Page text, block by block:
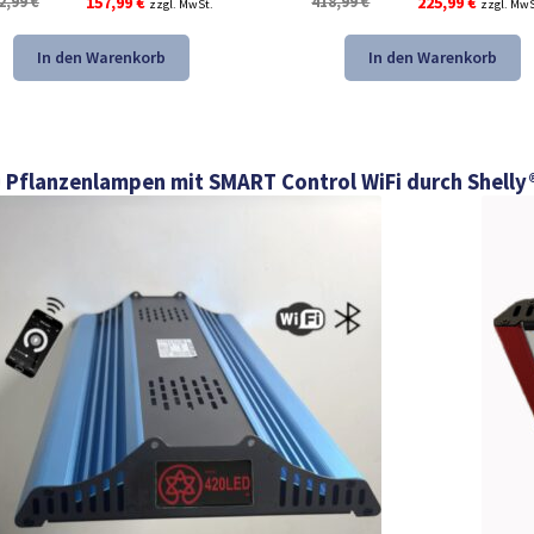
war:
292,99 €
ist:
157,99 €.
zzgl. MwSt.
In den Warenkorb
war:
418,99 €
ist:
225,99 €.
zzgl.
In den Warenkorb
Pflanzenlampen mit SMART Control WiFi durch